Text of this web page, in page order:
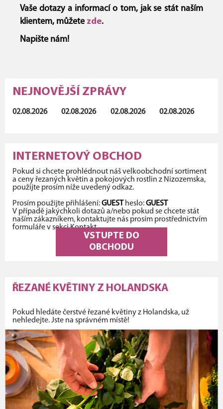
Vaše dotazy a informací o tom, jak se stát naším
klientem, můžete zde.
Napište nám!
NEJNOVĚJŠÍ ZPRÁVY
02.08.2026 02.08.2026 02.08.2026 02.08.2026
INTERNETOVÝ OBCHOD
Pokud si chcete prohlédnout náš velkoobchodní sortiment
a ceny řezaných květin a pokojových rostlin z Nizozemska,
použijte prosím níže uvedený odkaz.
Prosím použijte přihlášení:GUESTheslo:GUEST
V případě jakýchkoli dotazů a/nebo pokud se chcete stát
naším zákazníkem, kontaktujte nás prosím prostřednictvím
formuláře v sekci Kontakt.
VSTUPTE DO
OBCHODU
ŘEZANÉ KVĚTINY Z HOLANDSKA
Pokud hledáte čerstvé řezané květiny z Holandska, už
nehledejte. Jste na správném místě!